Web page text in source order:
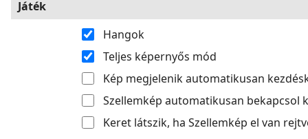
Játék
Hangok
Teljes képernyős mód
Kép megjelenik automatikusan
Szellemkép automatikusan bekapcsol
Keret látszik, ha Szellemkép el van